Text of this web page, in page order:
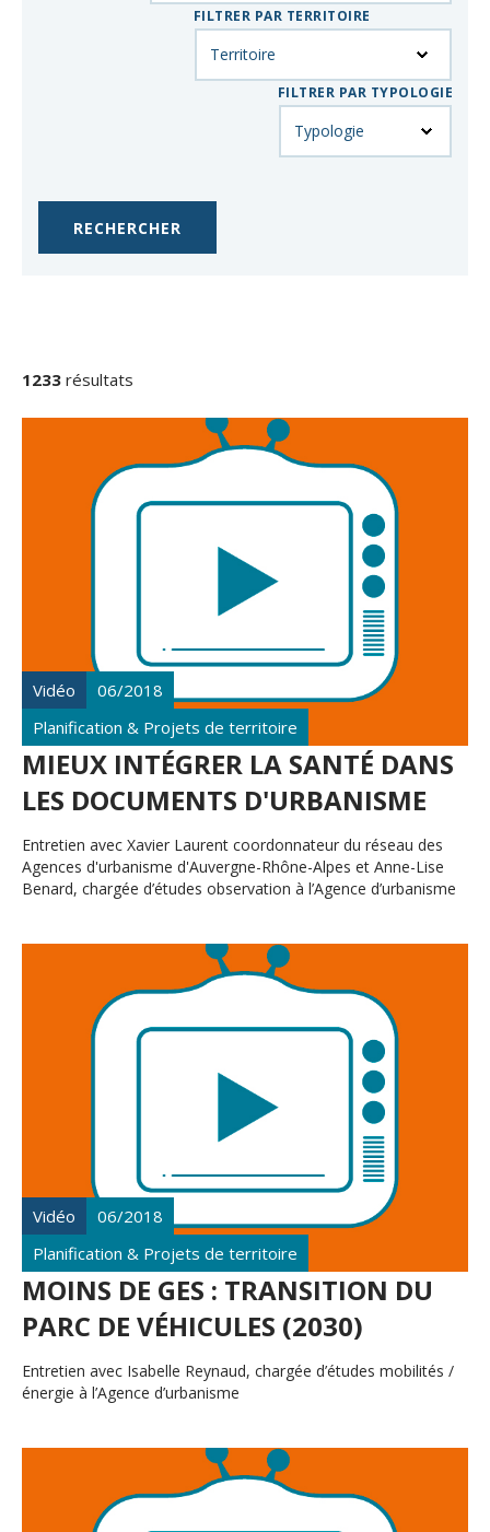
FILTRER PAR TERRITOIRE
FILTRER PAR TYPOLOGIE
DE
LA
1233 résultats
Vidéo
06/2018
Planification & Projets de territoire
MIEUX INTÉGRER LA SANTÉ DANS
LES DOCUMENTS D'URBANISME
Entretien avec Xavier Laurent coordonnateur du réseau des
Agences d'urbanisme d'Auvergne-Rhône-Alpes et Anne-Lise
Benard, chargée d’études observation à l’Agence d’urbanisme
Vidéo
06/2018
Planification & Projets de territoire
MOINS DE GES : TRANSITION DU
PARC DE VÉHICULES (2030)
Entretien avec Isabelle Reynaud, chargée d’études mobilités /
énergie à l’Agence d’urbanisme